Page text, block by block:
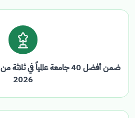
ضمن أفضل 40 جامعة عالمياً في
2026